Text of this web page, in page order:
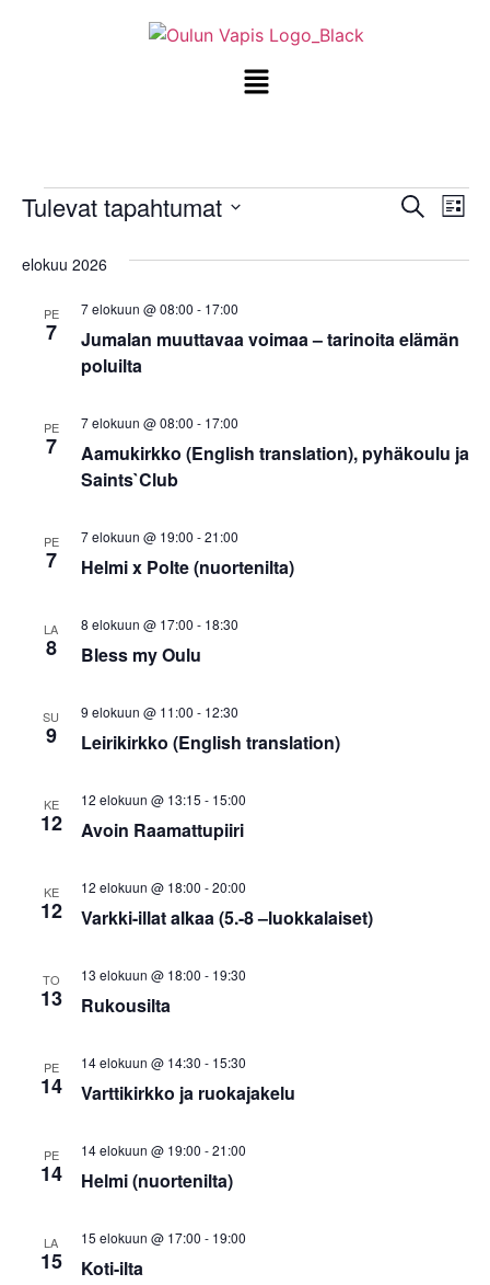
Etsi
Etsi Lista
Tulevat tapahtumat
elokuu 2026
PE
7
Jumalan muuttavaa voimaa – tarinoita elämän
poluilta
7 elokuun @ 08:00 - 17:00
PE
7
Aamukirkko (English translation), pyhäkoulu ja
Saints`Club
7 elokuun @ 08:00 - 17:00
PE
7 Helmi x Polte (nuortenilta)
7 elokuun @ 19:00 -21:00
LA
8 Bless my Oulu
8 elokuun @ 17:00 - 18:30
SU
9 Leirikirkko (English translation)
9 elokuun @ 11:00 - 12:30
KE
12 Avoin Raamattupiiri
12 elokuun @ 13:15 - 15:00
KE
12 Varkki-illat alkaa (5.-8 –luokkalaiset)
12 elokuun @ 18:00 -20:00
TO
13 Rukousilta
13 elokuun @ 18:00 - 19:30
PE
14 Varttikirkko ja ruokajakelu
14 elokuun @ 14:30 - 15:30
PE
14 Helmi (nuortenilta)
14 elokuun @ 19:00 -21:00
LA
15 Koti-ilta
15 elokuun @ 17:00 - 19:00